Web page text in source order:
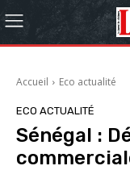
Accueil Eco actualité
ECO ACTUALITÉ
Sénégal :